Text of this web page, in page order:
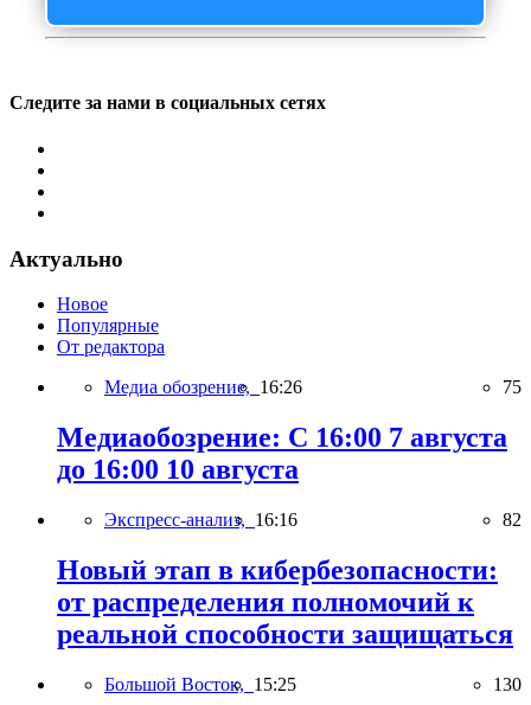
Следите за нами в социальных сетях
Актуально
Новое
Популярные
От редактора
Медиа обозрение, 16:26 75
Медиаобозрение: С 16:00 7 августа
до 16:00 10 августа
Экспресс-анализ, 16:16 82
Новый этап в кибербезопасности:
от распределения полномочий к
реальной способности защищаться
Большой Восток, 15:25 130